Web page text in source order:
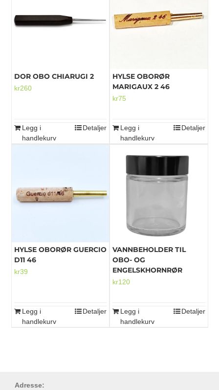
DOR OBO CHIARUGI 2
kr260
Legg i
handlekurv
Detaljer
HYLSE OBORØR
MARIGAUX 2 46
kr75
Legg i
handlekurv
Detaljer
HYLSE OBORØR GUERCIO
D11 46
kr39
Legg i
handlekurv
Detaljer
VANNBEHOLDER TIL
OBO- OG
ENGELSKHORNRØR
kr120
Legg i
handlekurv
Detaljer
Adresse: